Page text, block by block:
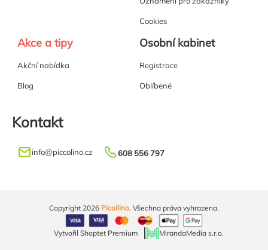
Cookies
Akce a tipy
Akční nabídka
Blog
Osobní kabinet
Registrace
Oblíbené
Kontakt
info@piccolino.cz 608 556 797
Vytvořil Shoptet Premium MirandaMedia s.r.o.
Copyright 2026 Picollino. Všechna práva vyhrazena.